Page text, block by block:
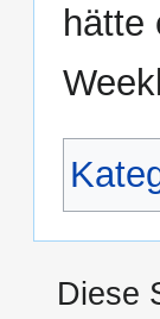
hätte
Diese